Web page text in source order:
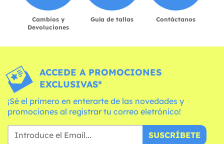
Cambios y
Devoluciones
Guía de tallas Contáctanos
ACCEDE A PROMOCIONES
EXCLUSIVAS*
¡Sé el primero en enterarte de las novedades y
promociones al registrar tu correo eletrónico!
SUSCRÍBETE